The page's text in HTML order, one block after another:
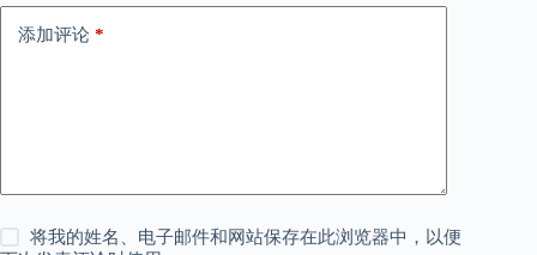
添加评论 *
将我的姓名、电子邮件和网站保存在此浏览器中，以便